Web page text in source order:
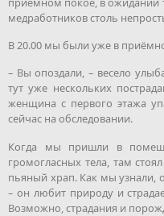
медработников столь
В 20.00 мы были уже в
– Вы опоздали, – весело
тут уже нескольких
женщина с первого этажа
сейчас на обследовании.
Когда мы пришли в
громогласных тела, там
пьяный храп. Как мы узнали,
– он любит природу и
Возможно, страдания и